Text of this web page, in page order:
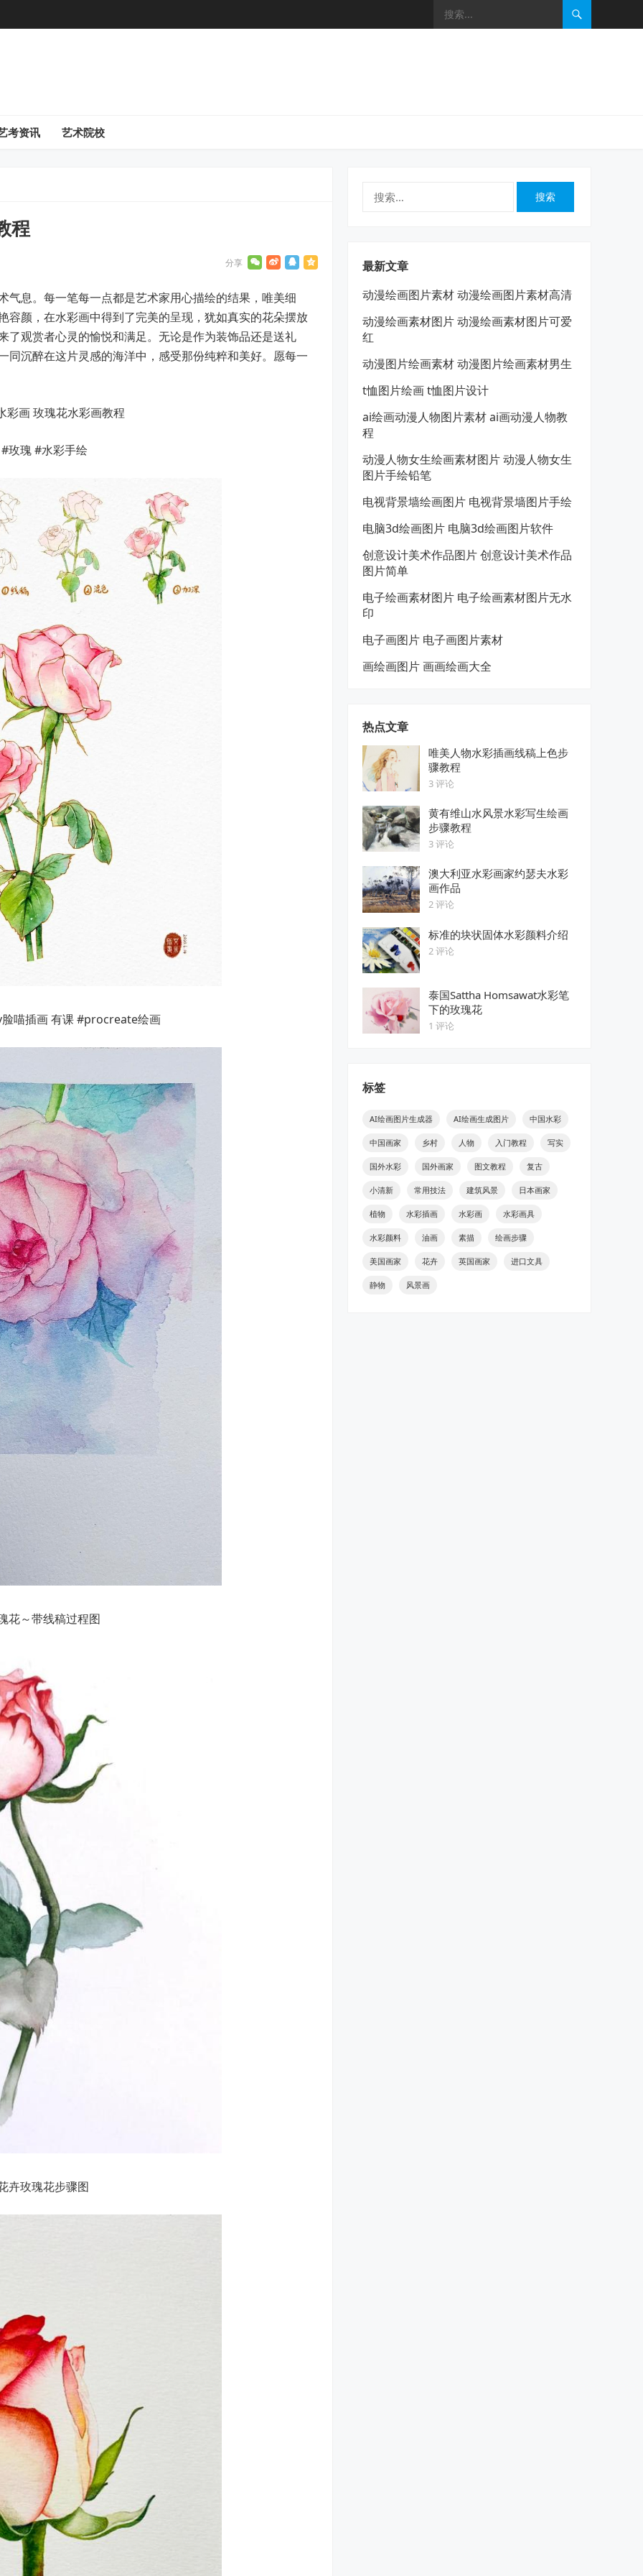
考资讯 艺术院校
程
息。每一笔每一点都是艺术家用心描绘的结果，唯美细
容颜，在水彩画中得到了完美的呈现，犹如真实的花朵摆放
了观赏者心灵的愉悦和满足。无论是作为装饰品还是送礼
沉醉在这片灵感的海洋中，感受那份纯粹和美好。愿每一
玫瑰 #水彩手绘
脸喵插画 有课 #procreate绘画
花～带线稿过程图
卉玫瑰花步骤图
最新文章
动漫绘画图片素材 动漫绘画图片素材高清
动漫绘画素材图片 动漫绘画素材图片可爱
红
动漫图片绘画素材 动漫图片绘画素材男生
t恤图片绘画 t恤图片设计
ai绘画动漫人物图片素材 ai画动漫人物教
程
动漫人物女生绘画素材图片 动漫人物女生
图片手绘铅笔
电视背景墙绘画图片 电视背景墙图片手绘
电脑3d绘画图片 电脑3d绘画图片软件
创意设计美术作品图片 创意设计美术作品
图片简单
电子绘画素材图片 电子绘画素材图片无水
印
电子画图片 电子画图片素材
画绘画图片 画画绘画大全
热点文章
唯美人物水彩插画线稿上色步
骤教程
3 评论
黄有维山水风景水彩写生绘画
步骤教程
3 评论
澳大利亚水彩画家约瑟夫水彩
画作品
2 评论
标准的块状固体水彩颜料介绍
2 评论
泰国Sattha Homsawat水彩笔
下的玫瑰花
1 评论
标签
AI绘画图片生成器 AI绘画生成图片 中国水彩
中国画家 乡村 人物 入门教程 写实
国外水彩 国外画家 图文教程 复古
小清新 常用技法 建筑风景 日本画家
植物 水彩插画 水彩画 水彩画具
水彩颜料 油画 素描 绘画步骤
美国画家 花卉 英国画家 进口文具
静物 风景画